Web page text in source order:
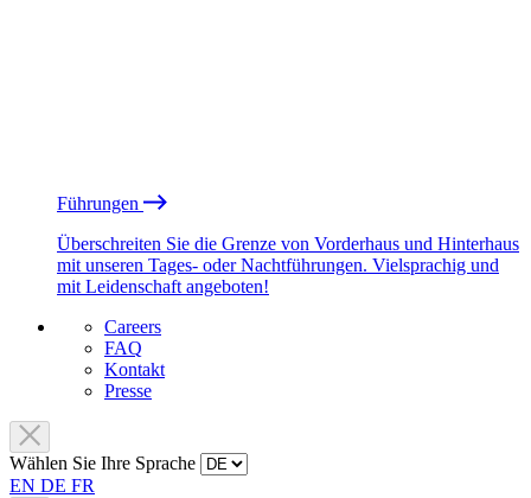
Führungen
Überschreiten Sie die Grenze von Vorderhaus und Hinterhaus
mit unseren Tages- oder Nachtführungen. Vielsprachig und
mit Leidenschaft angeboten!
Careers
FAQ
Kontakt
Presse
Wählen Sie Ihre Sprache
EN DE FR